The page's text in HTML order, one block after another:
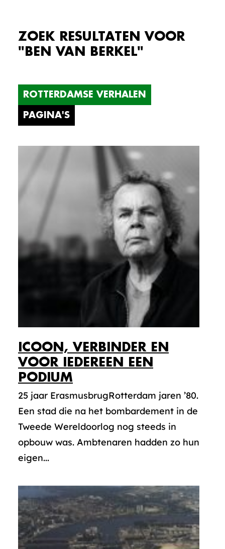
ZOEK RESULTATEN VOOR
"BEN VAN BERKEL"
ROTTERDAMSE VERHALEN
PAGINA'S
ICOON, VERBINDER EN
VOOR IEDEREEN EEN
PODIUM
25 jaar ErasmusbrugRotterdam jaren ’80.
Een stad die na het bombardement in de
Tweede Wereldoorlog nog steeds in
opbouw was. Ambtenaren hadden zo hun
eigen...